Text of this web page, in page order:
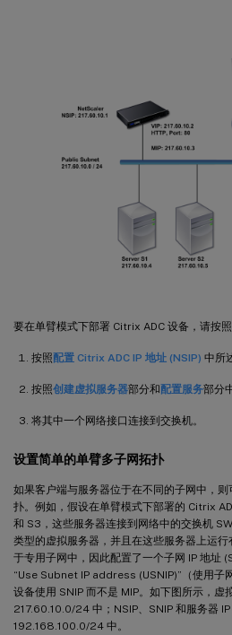
要在单臂模式下部署 Citrix ADC 设备，请按照
按照配置 Citrix ADC IP 地址 (NSIP) 中所
按照创建虚拟服务器部分和配置服务部分
将其中一个网络接口连接到交换机。
设置简单的单臂多子网拓扑
如果客户端与服务器位于在不同的子网中，
扑。例如，假设在单臂模式下部署的 Citrix
和 S3，这些服务器连接到网络中的交换机
类型的虚拟服务器，并且在这些服务器上运
于专用子网中，因此配置了一个子网 IP 地址
“Use Subnet IP address (USNIP)”（使用子
设备使用 SNIP 而不是 MIP。如下图所示，虚
217.60.10.0/24 中；NSIP、SNIP 和服务器
192.168.100.0/24 中。